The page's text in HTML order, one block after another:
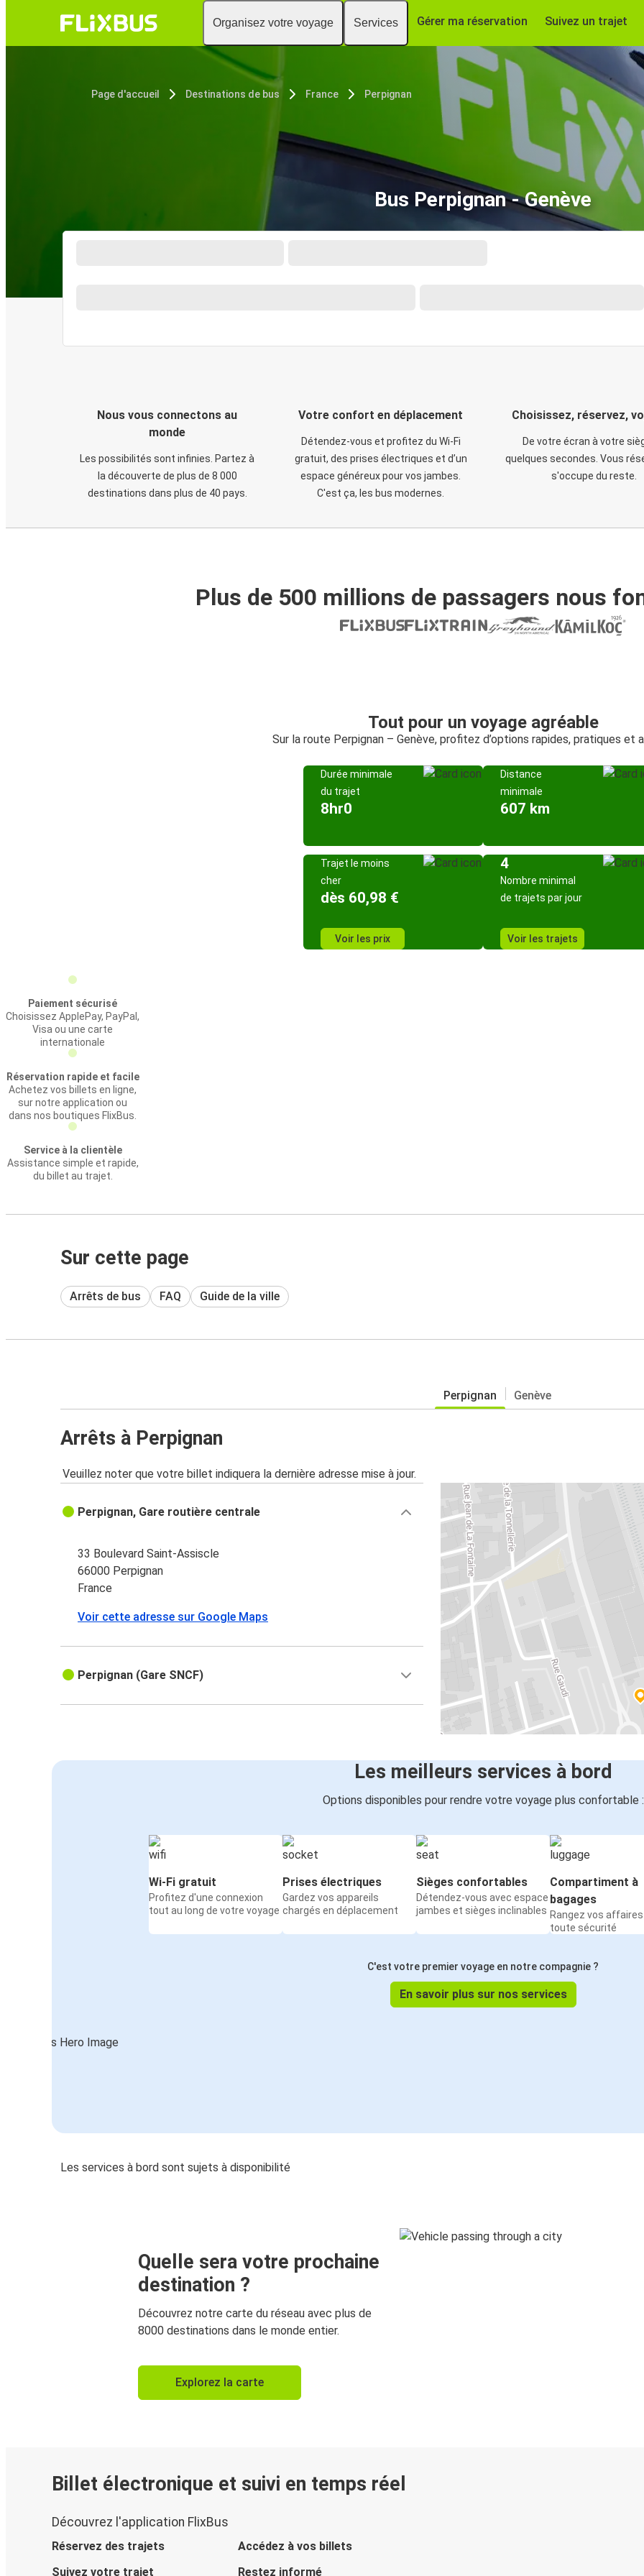
Organisez votre voyage Services Gérer ma réservation Suivez un trajet
Page d'accueil Destinations de bus France Perpignan
Bus Perpignan - Genève
Nous vous connectons au
monde
Les possibilités sont infinies. Partez à
la découverte de plus de 8 000
destinations dans plus de 40 pays.
Votre confort en déplacement
Détendez-vous et profitez du Wi-Fi
gratuit, des prises électriques et d’un
espace généreux pour vos jambes.
C'est ça, les bus modernes.
Choisissez, réservez,
De votre écran à votre
quelques secondes. Vous
s'occupe du reste.
Plus de 500 millions de passagers nous
Tout pour un voyage agréable
Sur la route Perpignan – Genève, profitez d’options rapides, pratiques et
Durée minimale
du trajet
8hr0
Distance
minimale
607 km
Trajet le moins
cher
dès 60,98 €
Voir les prix
4
Nombre minimal
de trajets par jour
Voir les trajets
Paiement sécurisé
Choisissez ApplePay, PayPal,
Visa ou une carte
internationale
Réservation rapide et facile
Achetez vos billets en ligne,
sur notre application ou
dans nos boutiques FlixBus.
Service à la clientèle
Assistance simple et rapide,
du billet au trajet.
Sur cette page
Arrêts de bus FAQ Guide de la ville
Perpignan Genève
Arrêts à Perpignan
Veuillez noter que votre billet indiquera la dernière adresse mise à jour.
Perpignan, Gare routière centrale
33 Boulevard Saint-Assiscle
66000 Perpignan
France
Voir cette adresse sur Google Maps
Perpignan (Gare SNCF)
Les meilleurs services à bord
Options disponibles pour rendre votre voyage plus confortable :
Wi-Fi gratuit
Profitez d'une connexion
tout au long de votre voyage
Prises électriques
Gardez vos appareils
chargés en déplacement
Sièges confortables
Détendez-vous avec espace
jambes et sièges inclinables
Compartiment à
bagages
Rangez vos affaires
toute sécurité
C'est votre premier voyage en notre compagnie ?
En savoir plus sur nos services
Les services à bord sont sujets à disponibilité
Quelle sera votre prochaine
destination ?
Découvrez notre carte du réseau avec plus de
8000 destinations dans le monde entier.
Explorez la carte
Billet électronique et suivi en temps réel
Découvrez l'application FlixBus
Réservez des trajets
Accédez à vos billets
Suivez votre trajet
Restez informé